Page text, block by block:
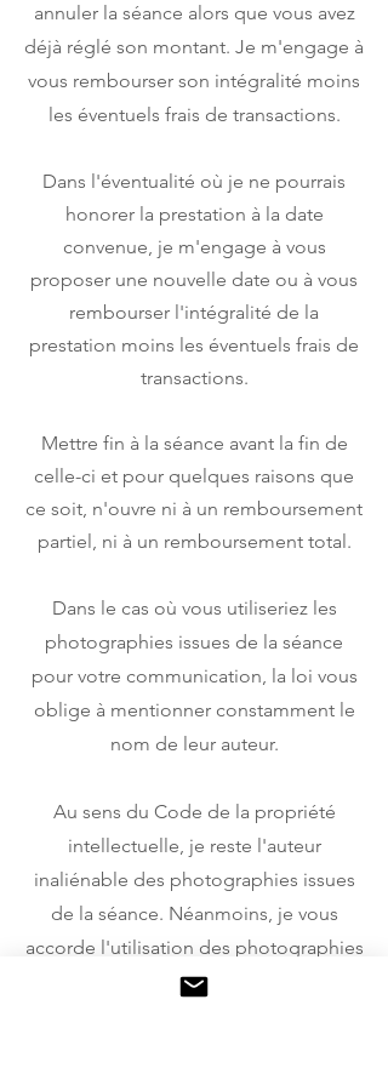
annuler la séance alors que vous avez
déjà réglé son montant. Je m'engage à
vous rembourser son intégralité moins
les éventuels frais de transactions.
Dans l'éventualité où je ne pourrais
honorer la prestation à la date
convenue, je m'engage à vous
proposer une nouvelle date ou à vous
rembourser l'intégralité de la
prestation moins les éventuels frais de
transactions.
Mettre fin à la séance avant la fin de
celle-ci et pour quelques raisons que
ce soit, n'ouvre ni à un remboursement
partiel, ni à un remboursement total.
Dans le cas où vous utiliseriez les
photographies issues de la séance
pour votre communication, la loi vous
oblige à mentionner constamment le
nom de leur auteur.
Au sens du Code de la propriété
intellectuelle, je reste l'auteur
inaliénable des photographies issues
de la séance. Néanmoins, je vous
accorde l'utilisation des photographies
pour une durée illimité et